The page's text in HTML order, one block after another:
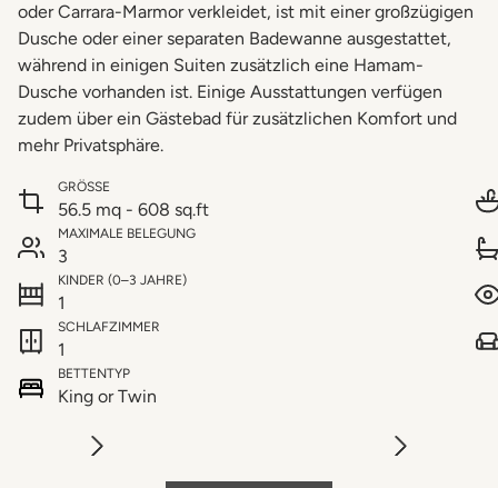
oder Carrara-Marmor verkleidet, ist mit einer großzügigen
Dusche oder einer separaten Badewanne ausgestattet,
während in einigen Suiten zusätzlich eine Hamam-
Dusche vorhanden ist. Einige Ausstattungen verfügen
zudem über ein Gästebad für zusätzlichen Komfort und
mehr Privatsphäre.
GRÖSSE
56.5 mq - 608 sq.ft
MAXIMALE BELEGUNG
3
KINDER (0–3 JAHRE)
1
SCHLAFZIMMER
1
BETTENTYP
King or Twin